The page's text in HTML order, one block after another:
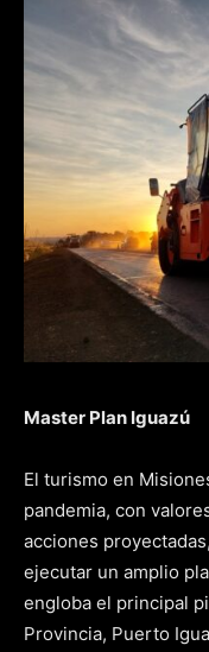
Master Plan Iguazú
El turismo en
pandemia, con
acciones
ejecutar un amplio
engloba el principal
Provincia, Puerto